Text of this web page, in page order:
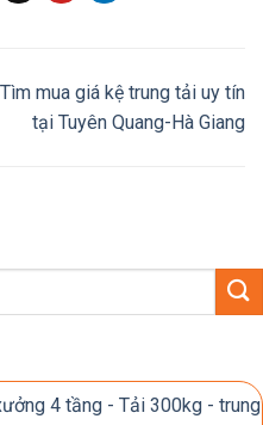
Tìm mua giá kệ trung tải uy tín
tại Tuyên Quang-Hà Giang
4 tầng - Tải 300kg - trung